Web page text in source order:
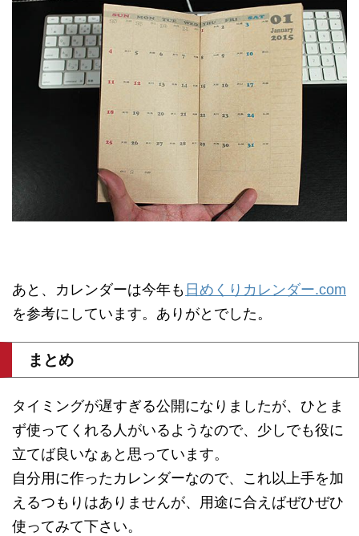
あと、カレンダーは今年も 日めくりカレンダー.com
を参考にしています。ありがとでした。
まとめ
タイミングが遅すぎる公開になりましたが、ひとま
ず使ってくれる人がいるようなので、少しでも役に
立てば良いなぁと思っています。
自分用に作ったカレンダーなので、これ以上手を加
えるつもりはありませんが、用途に合えばぜひぜひ
使ってみて下さい。